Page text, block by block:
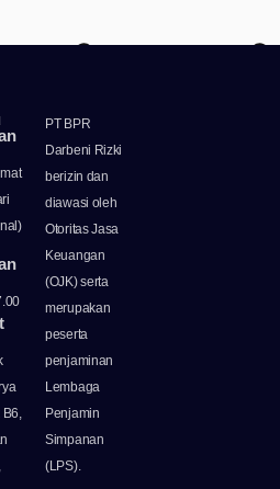
Laporan Publikasi
Laporan Tahunan
Produk
B6,
PT BPR
Darbeni Rizki
berizin dan
diawasi oleh
Otoritas Jasa
Keuangan
(OJK) serta
merupakan
peserta
penjaminan
Lembaga
Penjamin
Simpanan
(LPS).